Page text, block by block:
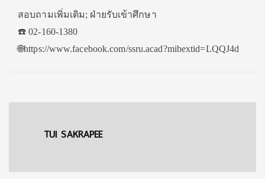
สอบถามเพิ่มเติม; ฝ่ายรับเข้าศึกษา
☎️ 02-160-1380
🌐https://www.facebook.com/ssru.acad?mibextid=LQQJ4d
TUI SAKRAPEE